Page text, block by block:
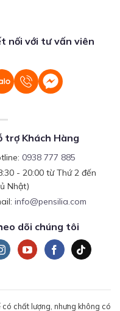
nối với tư vấn viên
trợ Khách Hàng
0938 777 885
- 20:00 từ Thứ 2 đến
Nhật)
info@pensilia.com
dõi chúng tôi
chất lượng, nhưng không có